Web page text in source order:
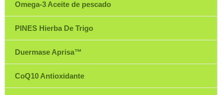
Omega-3 Aceite de pescado
PINES Hierba De Trigo
Duermase Aprisa™
CoQ10 Antioxidante